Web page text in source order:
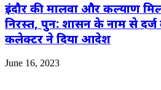
इंदौर की मालवा और कल्याण
निरस्त, पुन: शासन के नाम से दर्ज
कलेक्टर ने दिया आदेश
June 16, 2023